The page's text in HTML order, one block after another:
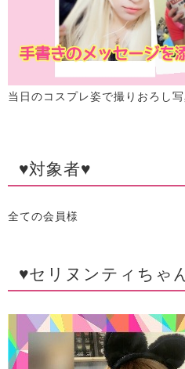
当日のコスプレ姿で撮りおろし
♥対象者♥
全ての会員様
♥セリヌンティちゃ